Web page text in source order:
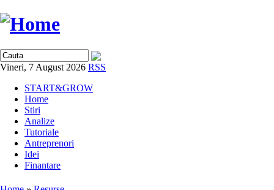
Vineri, 7 August 2026 RSS
START&GROW
Home
Stiri
Analize
Tutoriale
Antreprenori
Idei
Finantare